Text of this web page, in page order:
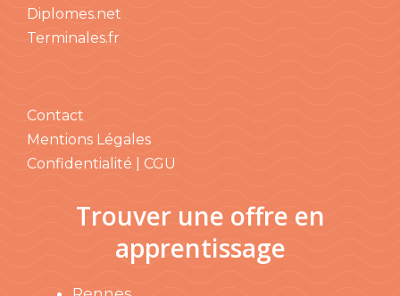
Diplomes.net
Terminales.fr
Contact
Mentions Légales
Confidentialité | CGU
Trouver une offre en
apprentissage